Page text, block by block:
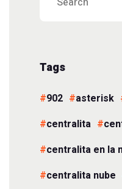
Tags
902 asterisk
centralita
centralita en la
centralita nube